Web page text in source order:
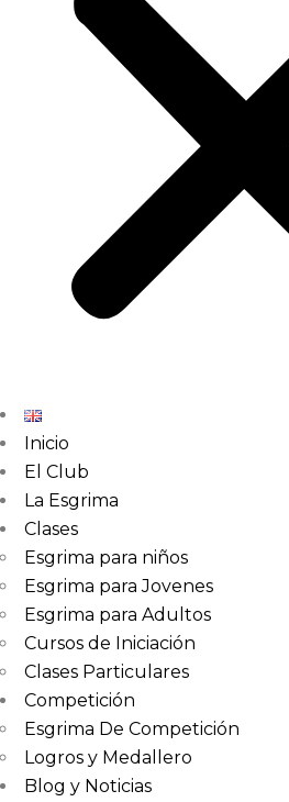
Inicio
El Club
La Esgrima
Clases
Esgrima para niños
Esgrima para Jovenes
Esgrima para Adultos
Cursos de Iniciación
Clases Particulares
Competición
Esgrima De Competición
Logros y Medallero
Blog y Noticias